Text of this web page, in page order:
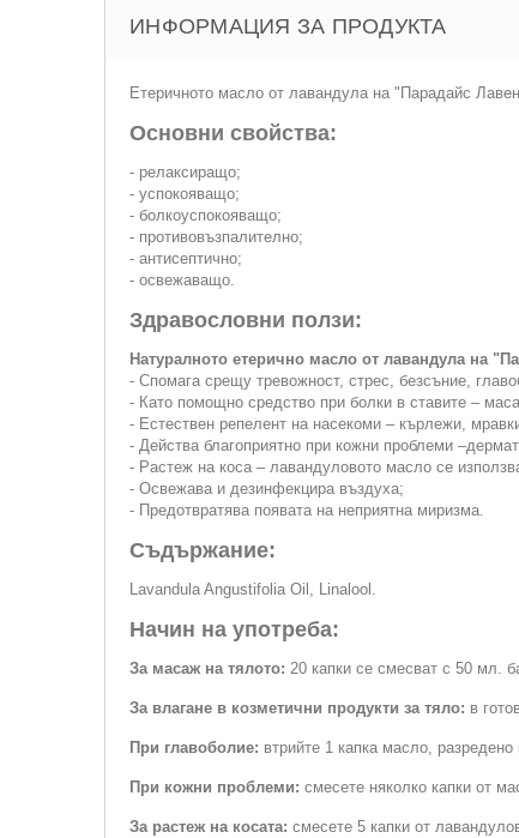
ИНФОРМАЦИЯ ЗА ПРОДУКТА
Етеричното масло от лавандула на "Парадайс
Основни свойства:
- релаксиращо;
- успокояващо;
- болкоуспокояващо;
- противовъзпалително;
- антисептично;
- освежаващо.
Здравословни ползи:
Натуралното етерично масло от лавандула на
- Спомага срещу тревожност, стрес, безсъние,
- Като помощно средство при болки в ставите –
- Естествен репелент на насекоми – кърлежи,
- Действа благоприятно при кожни проблеми
- Растеж на коса – лавандуловото масло се
- Освежава и дезинфекцира въздуха;
- Предотвратява появата на неприятна миризма.
Съдържание:
Lavandula Angustifolia Oil, Linalool.
Начин на употреба:
За масаж на тялото: 20 капки се смесват с 50 мл.
За влагане в козметични продукти за тяло: в
При главоболие: втрийте 1 капка масло,
При кожни проблеми: смесете няколко капки от
За растеж на косата: смесете 5 капки от